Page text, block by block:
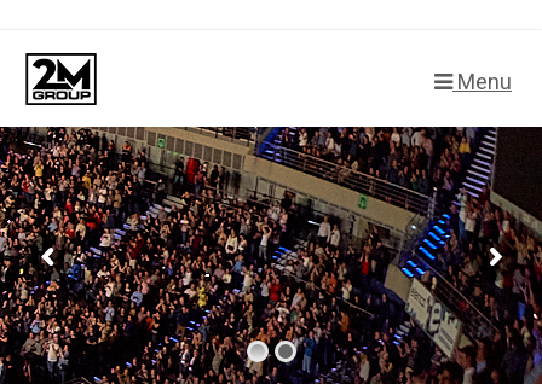
Menu
Creadores de espectáculos
Producción de eventos